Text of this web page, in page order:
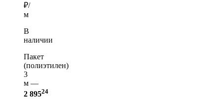
₽/
м
В
наличии
Пакет
(полиэтилен)
3
м —
2 89524